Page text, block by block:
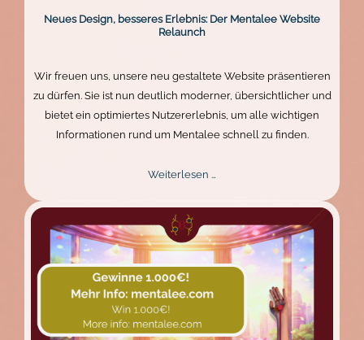
Neues Design, besseres Erlebnis: Der Mentalee Website
Relaunch
Wir freuen uns, unsere neu gestaltete Website präsentieren
zu dürfen. Sie ist nun deutlich moderner, übersichtlicher und
bietet ein optimiertes Nutzererlebnis, um alle wichtigen
Informationen rund um Mentalee schnell zu finden.
Weiterlesen …
Erlebnis:
Der
Mentalee
Relaunch